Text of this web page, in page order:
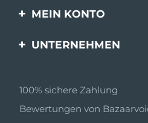
Kontaktiere uns
MEIN KONTO
UNTERNEHMEN
Partnerprogramm
Partner Nachrichten
100% sichere Zahlung
Bewertungen von